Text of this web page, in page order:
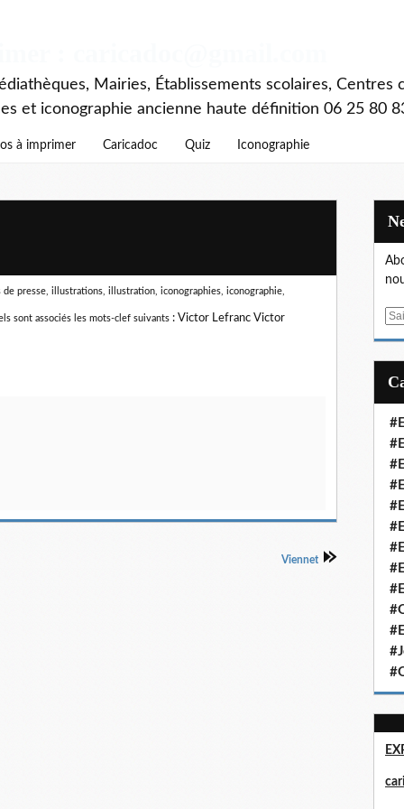
Mairies, Établissements scolaires, Centres
et iconographie ancienne haute définition 06 25 80
à imprimer Caricadoc Quiz Iconographie
presse, illustrations, illustration, iconographies, iconographie,
sont associés les mots-clef suivants : Victor Lefranc Victor
Viennet
E